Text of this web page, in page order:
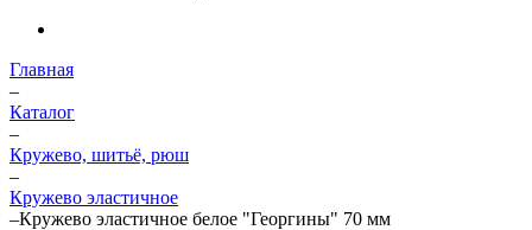
Главная
–
Каталог
–
Кружево, шитьё, рюш
–
Кружево эластичное
–Кружево эластичное белое "Георгины" 70 мм